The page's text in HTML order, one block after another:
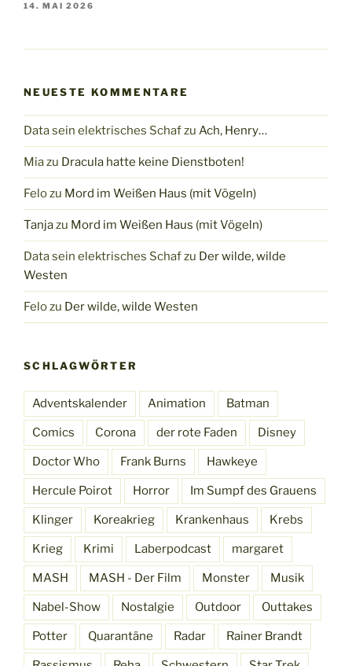
14. MAI 2026
NEUESTE KOMMENTARE
Data sein elektrisches Schafzu Ach, Henry…
Miazu Dracula hatte keine Dienstboten!
Felozu Mord im Weißen Haus (mit Vögeln)
Tanjazu Mord im Weißen Haus (mit Vögeln)
Data sein elektrisches Schafzu Der wilde, wilde
Westen
Felozu Der wilde, wilde Westen
SCHLAGWÖRTER
Adventskalender Animation Batman
Comics Corona der rote Faden Disney
Doctor Who Frank Burns Hawkeye
Hercule Poirot Horror Im Sumpf des Grauens
Klinger Koreakrieg Krankenhaus Krebs
Krieg Krimi Laberpodcast margaret
MASH MASH - Der Film Monster Musik
Nabel-Show Nostalgie Outdoor Outtakes
Potter Quarantäne Radar Rainer Brandt